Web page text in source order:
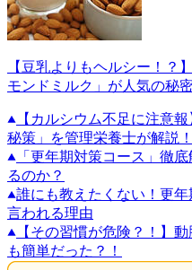
【豆乳よりもヘルシー！？
モンドミルク」が人気の秘
【カルシウム不足に注意
秘策」を管理栄養士が解説！
「更年期対策コース」徹
るのか？
誰にも教えたくない！更
言われる理由
【その習慣が危険？！】
も簡単だった？！